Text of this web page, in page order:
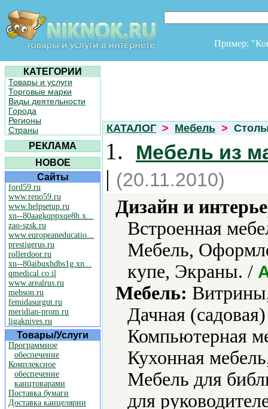
Пример:
КАТЕГОРИИ
Товары и услуги
Торговые марки
Виды деятельности
Города
Регионы
Страны
РЕКЛАМА
НОВОЕ
Сайты
ford59.ru
www.reno59.ru
www.helpsetup.ru
xn--80aagkqppxqe8h.x...
zao-szsk.ru
www.europeaneducatio...
prestigerus.ru
rollerdoor.ru
xn--80aibuxhdbs1g.xn...
qmedical.co.il
www.arealrus.ru
mebson.ru
femidasurgut.ru
meridian-prom.ru
ligaknives.ru
Товары/Услуги
Программное
обеспечение
Комплексное
обеспечение
канцтоварами
Поставка бумаги
Доставка канцелярии
КАТАЛОГ > Мебель >
1. Мебель из
| (20.11.2010)
Дизайн и
Встроенная
Мебель,
купе, Экраны. /
Мебель:
Дачная
Компьютерная
Кухонная
Мебель для
для